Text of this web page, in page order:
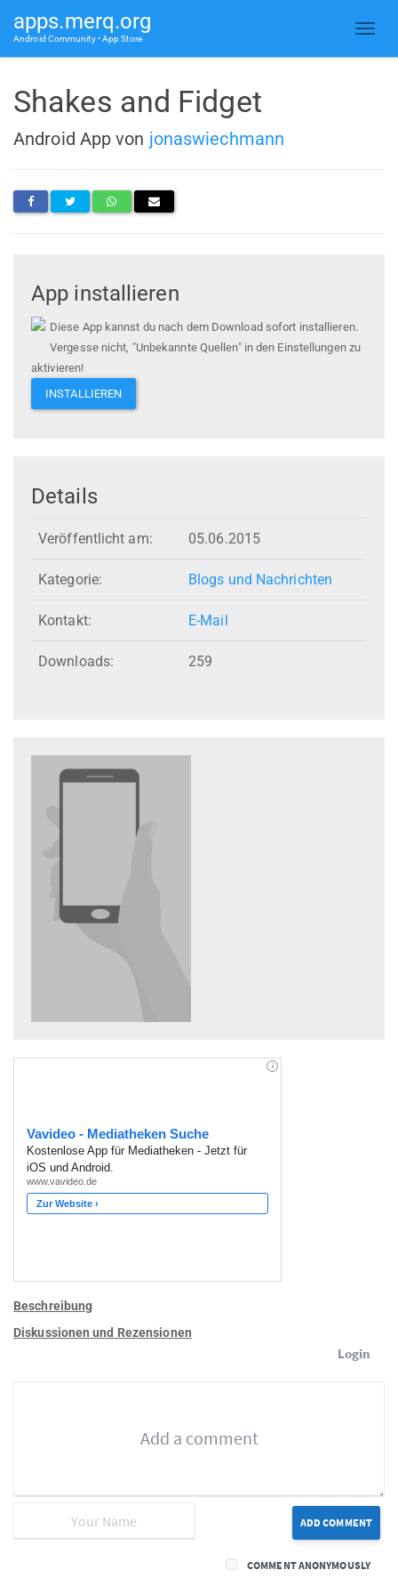
apps.merq.org
Android Community • App Store
Shakes and Fidget
Android App von jonaswiechmann
App installieren
Diese App kannst du nach dem Download sofort installieren.
Vergesse nicht, "Unbekannte Quellen" in den Einstellungen zu
aktivieren!
INSTALLIEREN
Details
Veröffentlicht am: 05.06.2015
Kategorie: Blogs und Nachrichten
Kontakt: E-Mail
Downloads: 259
Beschreibung
Diskussionen und Rezensionen
Login
ADD COMMENT
COMMENT ANONYMOUSLY